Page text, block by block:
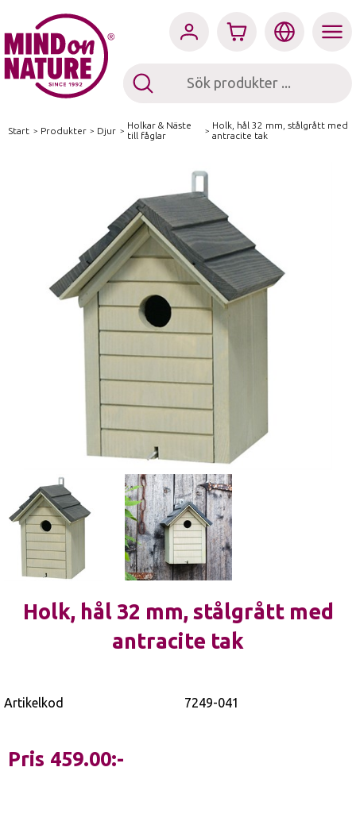
Start / Produkter / Djur / Holkar & Näste
till fåglar
/ Holk, hål 32 mm, stålgrått med
antracite tak
Holk, hål 32 mm, stålgrått med
antracite tak
Artikelkod 7249-041
Pris 459.00